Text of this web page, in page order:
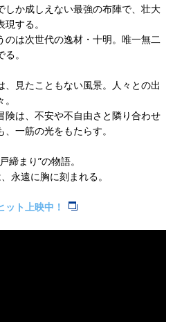
しか成しえない最強の布陣で、壮大
する。
のは次世代の逸材・十明。唯一無二
。
見たこともない風景。人々との出
険は、不安や不自由さと隣り合わせ
一筋の光をもたらす。
締まり”の物語。
永遠に胸に刻まれる。
ト上映中！